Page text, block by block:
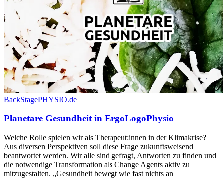
BackStagePHYSIO.de
Planetare Gesundheit in ErgoLogoPhysio
Welche Rolle spielen wir als Therapeut:innen in der Klimakrise?
Aus diversen Perspektiven soll diese Frage zukunftsweisend
beantwortet werden. Wir alle sind gefragt, Antworten zu finden und
die notwendige Transformation als Change Agents aktiv zu
mitzugestalten. „Gesundheit bewegt wie fast nichts an